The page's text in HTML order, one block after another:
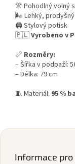
👚 Pohodlný volný
🌬️ Lehký,
🖨️ Stylový potisk
🇵🇱Vyrobeno v
📏 Rozměry:
– Šířka v podpaží:
– Délka: 79 cm
🧵 Materiál: 95 %
Z
Informace pro